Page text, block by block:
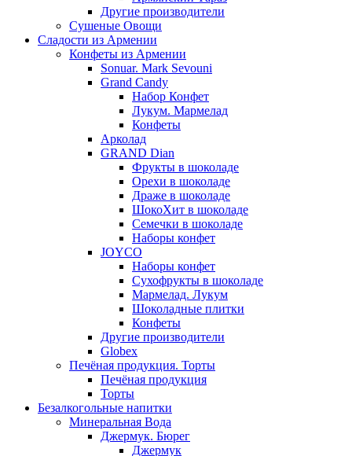
Другие производители
Сушеные Овощи
Сладости из Армении
Конфеты из Армении
Sonuar. Mark Sevouni
Grand Candy
Набор Конфет
Лукум. Мармелад
Конфеты
Арколад
GRAND Dian
Фрукты в шоколаде
Орехи в шоколаде
Драже в шоколаде
ШокоХит в шоколаде
Семечки в шоколаде
Наборы конфет
JOYCO
Наборы конфет
Сухофрукты в шоколаде
Мармелад. Лукум
Шоколадные плитки
Конфеты
Другие производители
Globex
Печёная продукция. Торты
Печёная продукция
Торты
Безалкогольные напитки
Минеральная Вода
Джермук. Бюрег
Джермук